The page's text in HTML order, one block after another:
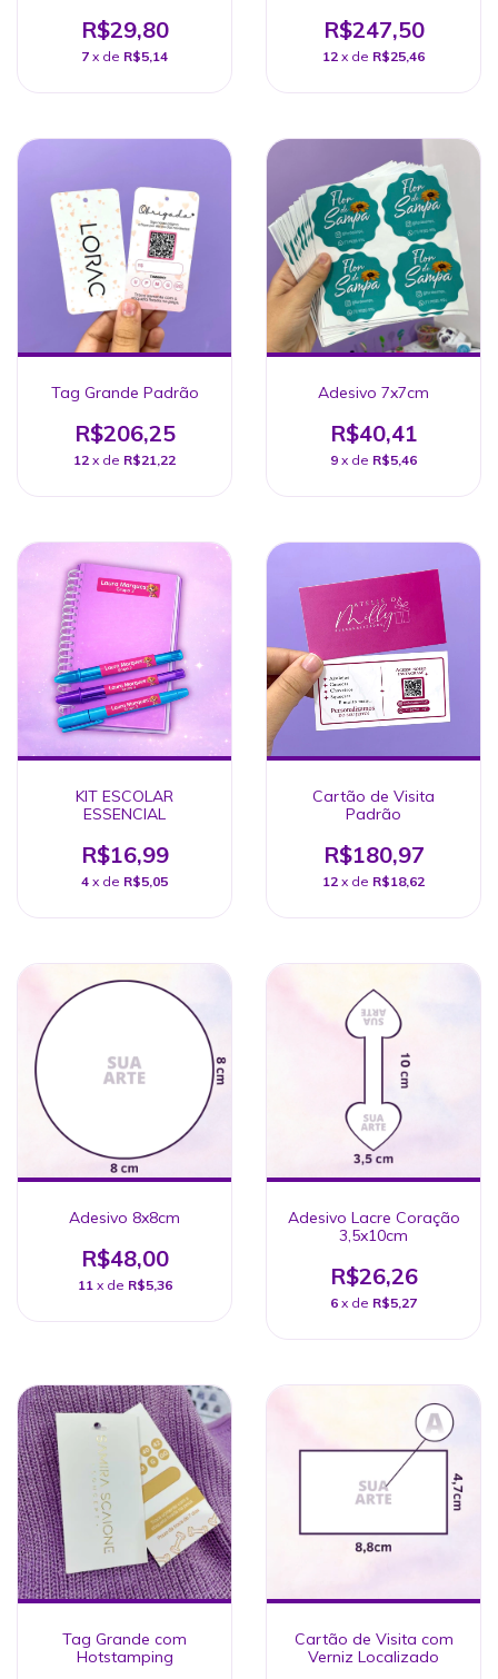
R$29,80
7 x de R$5,14
R$247,50
12 x de R$25,46
Tag Grande Padrão
R$206,25
12 x de R$21,22
Adesivo 7x7cm
R$40,41
9 x de R$5,46
KIT ESCOLAR
ESSENCIAL
R$16,99
4 x de R$5,05
Cartão de Visita
Padrão
R$180,97
12 x de R$18,62
Adesivo 8x8cm
R$48,00
11 x de R$5,36
Adesivo Lacre Coração
3,5x10cm
R$26,26
6 x de R$5,27
Tag Grande com
Hotstamping
Cartão de Visita com
Verniz Localizado